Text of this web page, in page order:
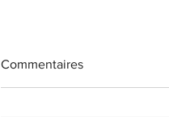
Commentaires